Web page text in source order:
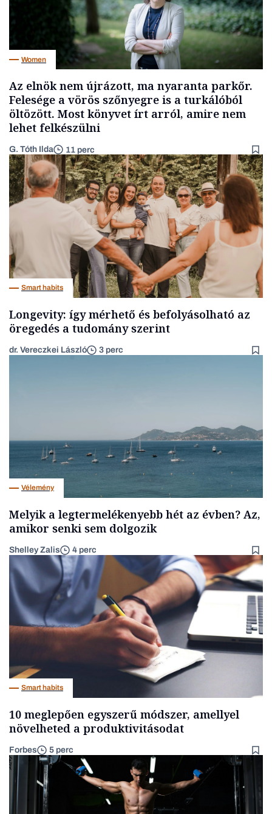
Women
Az elnök nem újrázott, ma nyaranta parkőr.
Felesége a vörös szőnyegre is a turkálóból
öltözött. Most könyvet írt arról, amire nem
lehet felkészülni
G. Tóth Ilda 11 perc
Smart habits
Longevity: így mérhető és befolyásolható az
öregedés a tudomány szerint
dr. Vereczkei László 3 perc
Vélemény
Melyik a legtermelékenyebb hét az évben? Az,
amikor senki sem dolgozik
Shelley Zalis 4 perc
Smart habits
10 meglepően egyszerű módszer, amellyel
növelheted a produktivitásodat
Forbes 5 perc